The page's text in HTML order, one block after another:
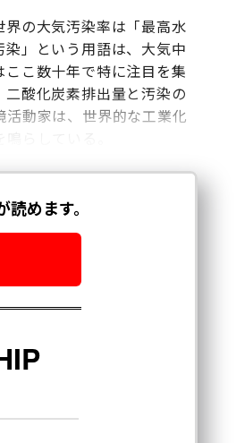
の大気汚染率は「最高水
」という用語は、大気中
こ数十年で特に注目を集
酸化炭素排出量と汚染の
動家は、世界的な工業化